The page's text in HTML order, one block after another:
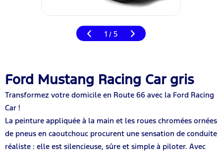
1 / 5
Ford Mustang Racing Car gris
Transformez votre domicile en Route 66 avec la Ford Racing
Car !
La peinture appliquée à la main et les roues chromées ornées
de pneus en caoutchouc procurent une sensation de conduite
réaliste : elle est silencieuse, sûre et simple à piloter. Avec